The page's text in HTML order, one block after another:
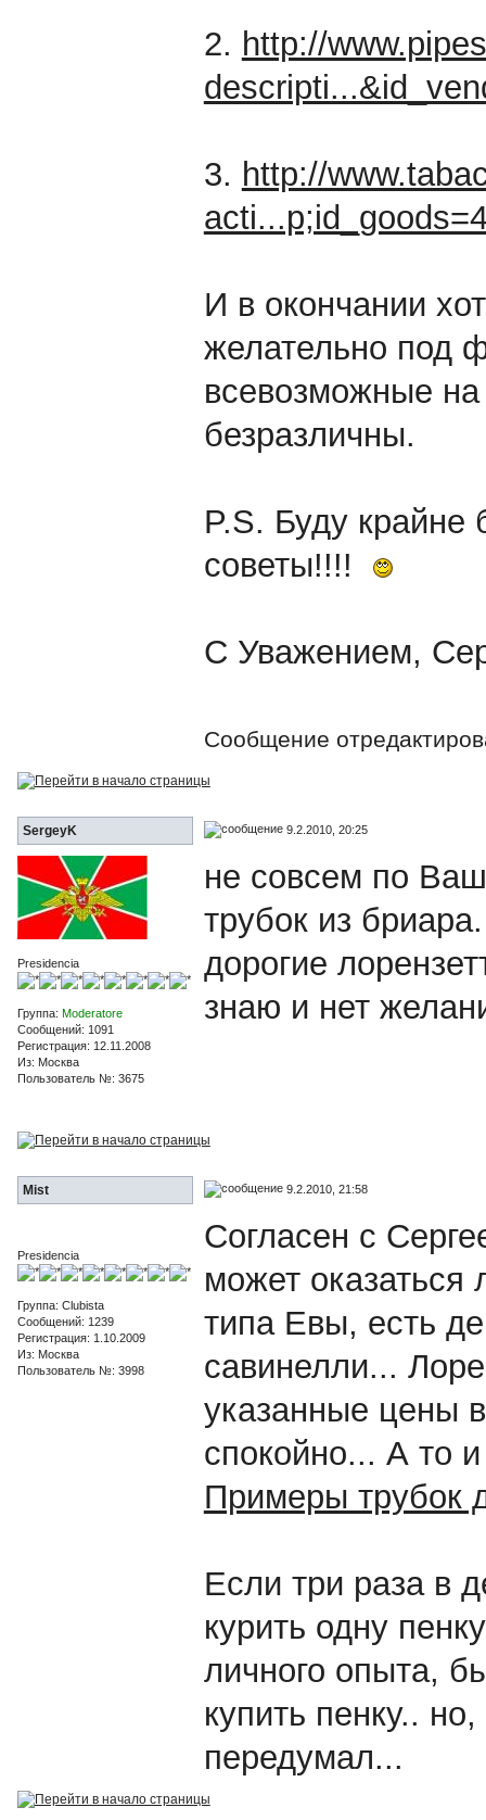
2. http://
3. http://
И в окончании
желательно под
всевозможные
безразличны.
P.S. Буду крайне
советы!!!!
С Уважением,
Сообщение
SergeyK 9.2.2010, 20:25
Presidencia
Группа: Moderatore
Сообщений: 1091
Регистрация: 12.11.2008
Из: Москва
Пользователь №: 3675
не совсем по
трубок из
дорогие
знаю и нет
Mist 9.2.2010, 21:58
Presidencia
Группа: Clubista
Сообщений: 1239
Регистрация: 1.10.2009
Из: Москва
Пользователь №: 3998
Согласен с
может оказаться
типа Евы, есть
савинелли...
указанные цены
спокойно... А то
Примеры трубок
Если три раза в
курить одну
личного опыта,
купить пенку..
передумал...